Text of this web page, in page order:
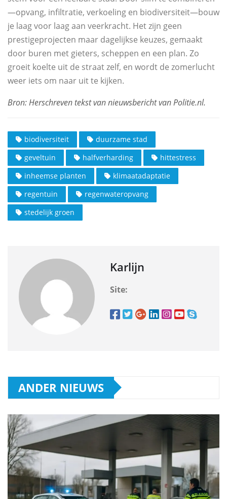
—opvang, infiltratie, verkoeling en biodiversiteit—bouw
je laag voor laag aan veerkracht. Het zijn geen
prestigeprojecten maar dagelijkse keuzes, gemaakt
door buren met gieters, scheppen en een plan. Zo
groeit koelte uit de straat zelf, en wordt de zomerlucht
weer iets om naar uit te kijken.
biodiversiteit
duurzame stad
geveltuin
halfverharding
hittestress
inheemse planten
klimaatadaptatie
regentuin
regenwateropvang
stedelijk groen
Karlijn
Site:
ANDER NIEUWS